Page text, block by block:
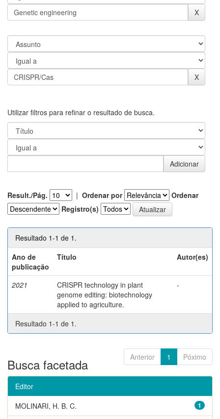
Utilizar filtros para refinar o resultado de busca.
Result./Pág. | Ordenar por
Ordenar
Registro(s)
Resultado 1-1 de 1.
Ano de
publicação
Título Autor(es)
2021
CRISPR technology in plant
genome editing: biotechnology
applied to agriculture.
-
Resultado 1-1 de 1.
Anterior 1 Póximo
Busca facetada
Editor
1
MOLINARI, H. B. C.